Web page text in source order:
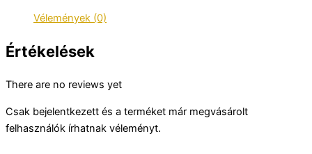
Vélemények (0)
Értékelések
There are no reviews yet
Csak bejelentkezett és a terméket már megvásárolt
felhasználók írhatnak véleményt.